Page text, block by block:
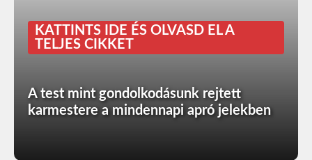
KATTINTS IDE ÉS OLVASD EL A
TELJES CIKKET
A test mint gondolkodásunk rejtett
karmestere a mindennapi apró jelekben